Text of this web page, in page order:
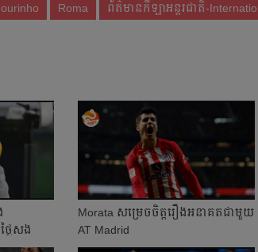
Roma ព័ត៌មានកីឡាអន្តរជាតិ-
លៃ​សង​
Morata សម្រេច​ចិត្ត​រឿង​អនាគត​ជាមួយ​
AT Madrid